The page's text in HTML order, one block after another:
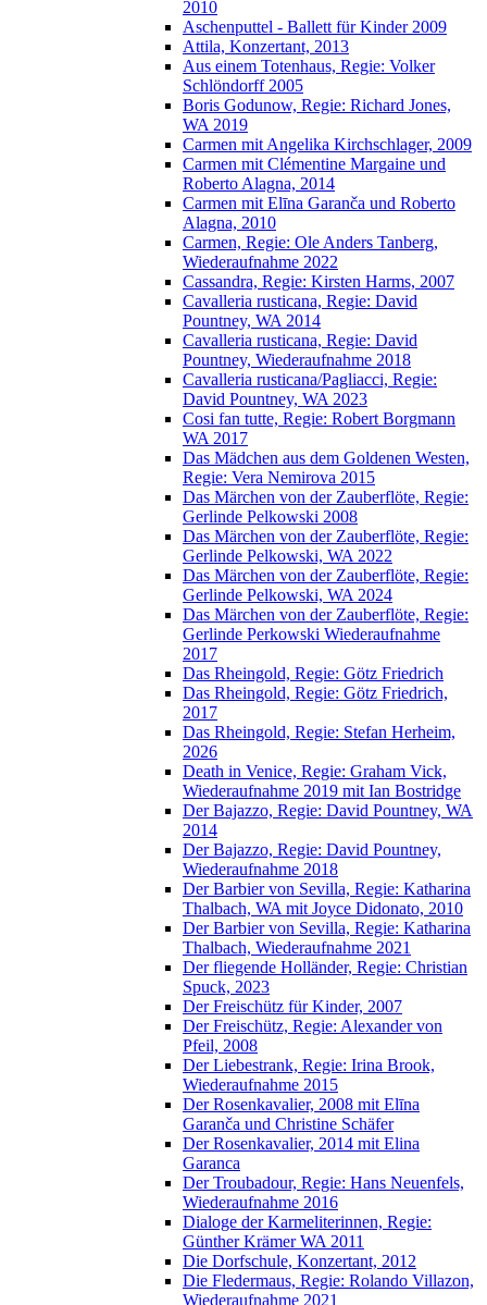
2010
Aschenputtel - Ballett für Kinder 2009
Attila, Konzertant, 2013
Aus einem Totenhaus, Regie: Volker
Schlöndorff 2005
Boris Godunow, Regie: Richard Jones,
WA 2019
Carmen mit Angelika Kirchschlager, 2009
Carmen mit Clémentine Margaine und
Roberto Alagna, 2014
Carmen mit Elīna Garanča und Roberto
Alagna, 2010
Carmen, Regie: Ole Anders Tanberg,
Wiederaufnahme 2022
Cassandra, Regie: Kirsten Harms, 2007
Cavalleria rusticana, Regie: David
Pountney, WA 2014
Cavalleria rusticana, Regie: David
Pountney, Wiederaufnahme 2018
Cavalleria rusticana/Pagliacci, Regie:
David Pountney, WA 2023
Cosi fan tutte, Regie: Robert Borgmann
WA 2017
Das Mädchen aus dem Goldenen Westen,
Regie: Vera Nemirova 2015
Das Märchen von der Zauberflöte, Regie:
Gerlinde Pelkowski 2008
Das Märchen von der Zauberflöte, Regie:
Gerlinde Pelkowski, WA 2022
Das Märchen von der Zauberflöte, Regie:
Gerlinde Pelkowski, WA 2024
Das Märchen von der Zauberflöte, Regie:
Gerlinde Perkowski Wiederaufnahme
2017
Das Rheingold, Regie: Götz Friedrich
Das Rheingold, Regie: Götz Friedrich,
2017
Das Rheingold, Regie: Stefan Herheim,
2026
Death in Venice, Regie: Graham Vick,
Wiederaufnahme 2019 mit Ian Bostridge
Der Bajazzo, Regie: David Pountney, WA
2014
Der Bajazzo, Regie: David Pountney,
Wiederaufnahme 2018
Der Barbier von Sevilla, Regie: Katharina
Thalbach, WA mit Joyce Didonato, 2010
Der Barbier von Sevilla, Regie: Katharina
Thalbach, Wiederaufnahme 2021
Der fliegende Holländer, Regie: Christian
Spuck, 2023
Der Freischütz für Kinder, 2007
Der Freischütz, Regie: Alexander von
Pfeil, 2008
Der Liebestrank, Regie: Irina Brook,
Wiederaufnahme 2015
Der Rosenkavalier, 2008 mit Elīna
Garanča und Christine Schäfer
Der Rosenkavalier, 2014 mit Elina
Garanca
Der Troubadour, Regie: Hans Neuenfels,
Wiederaufnahme 2016
Dialoge der Karmeliterinnen, Regie:
Günther Krämer WA 2011
Die Dorfschule, Konzertant, 2012
Die Fledermaus, Regie: Rolando Villazon,
Wiederaufnahme 2021